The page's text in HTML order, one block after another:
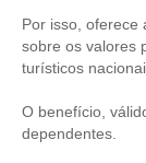
TRANSPARÊNCIA
Por isso, oferece
sobre os valores
turísticos
O benefício,
dependentes.